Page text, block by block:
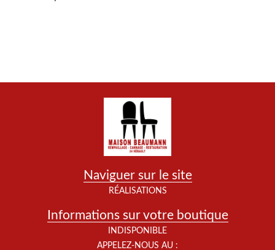
Naviguer sur le site
RÉALISATIONS
Informations sur votre boutique
INDISPONIBLE
APPELEZ-NOUS AU :